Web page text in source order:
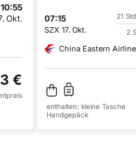
10:55
Okt.
€
07:15
SZX 17. Okt.
21
2
China Eastern
enthalten: kleine Tasche
Handgepäck